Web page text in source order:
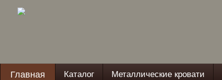
Главная Каталог Металлические кровати